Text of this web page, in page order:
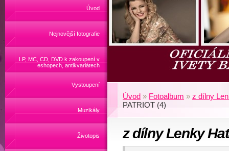
Úvod
Nejnovější fotografie
LP, MC, CD, DVD k zakoupení v
eshopech, antikvariátech
Vystoupení
Muzikály
Životopis
Úvod » Fotoalbum » z dílny
PATRIOT (4)
z dílny Lenky